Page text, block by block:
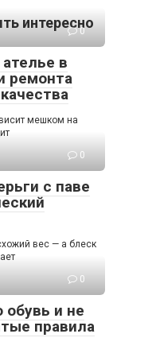
интересно
0
в
ремонта
мешком на
0
с паве
вес — а блеск
0
обувь и не
правила